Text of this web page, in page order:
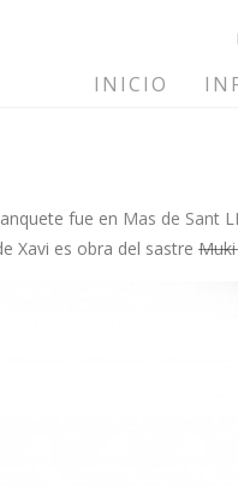
INICIO
fue en Mas de Sant
Xavi es obra del sastre